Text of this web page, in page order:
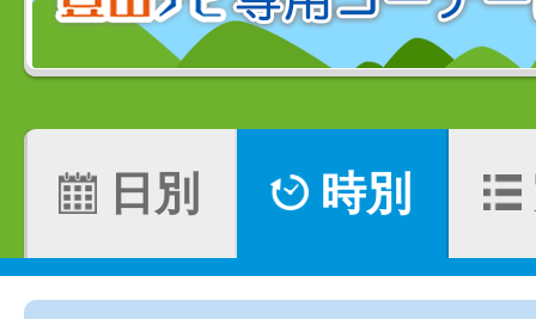
日別 時別